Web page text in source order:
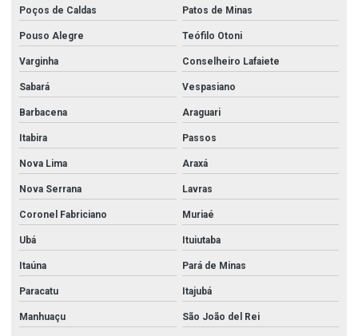
Poços de Caldas Patos de Minas
Pouso Alegre Teófilo Otoni
Varginha Conselheiro Lafaiete
Sabará Vespasiano
Barbacena Araguari
Itabira Passos
Nova Lima Araxá
Nova Serrana Lavras
Coronel Fabriciano Muriaé
Ubá Ituiutaba
Itaúna Pará de Minas
Paracatu Itajubá
Manhuaçu São João del Rei